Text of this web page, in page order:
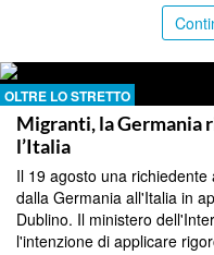
OLTRE LO STRETTO
Migranti, la Germania
l’Italia
Il 19 agosto una
dalla Germania all'Italia in
Dublino. Il ministero
l'intenzione di applicare